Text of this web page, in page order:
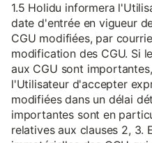
1.5 Holidu informera
date d'entrée en vigueur
CGU modifiées, par
modification des CGU. Si
aux CGU sont
l'Utilisateur d'accepter
modifiées dans un délai
importantes sont en
relatives aux clauses 2, 3.